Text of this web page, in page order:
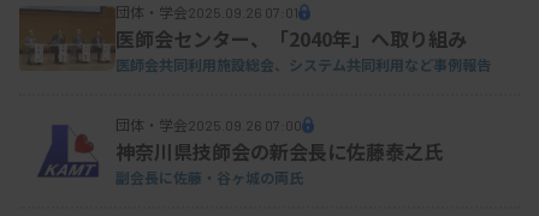
団体・学会2025.09.26 07:01
医師会センター、「2040年」へ取り組み
医師会共同利用施設総会、システム共同利用など事例報告
団体・学会2025.09.26 07:00
神奈川県技師会の新会長に佐藤泰之氏
副会長に佐藤・谷ヶ城の両氏